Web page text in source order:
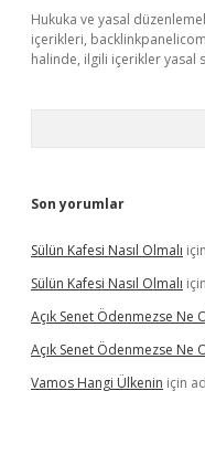
Hukuka ve yasal
içerikleri,
halinde, ilgili içerikler yasal
Son yorumlar
Sülün Kafesi Nasıl Olmalı için
Sülün Kafesi Nasıl Olmalı için
Açık Senet Ödenmezse Ne
Açık Senet Ödenmezse Ne
Vamos Hangi Ülkenin için